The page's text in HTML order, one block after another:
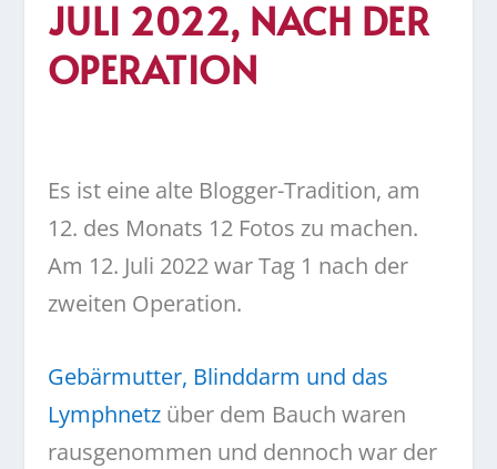
JULI 2022, NACH DER
OPERATION
Es ist eine alte Blogger-Tradition, am
12. des Monats 12 Fotos zu machen.
Am 12. Juli 2022 war Tag 1 nach der
zweiten Operation.
Gebärmutter, Blinddarm und das
Lymphnetzüber dem Bauch waren
rausgenommen und dennoch war der